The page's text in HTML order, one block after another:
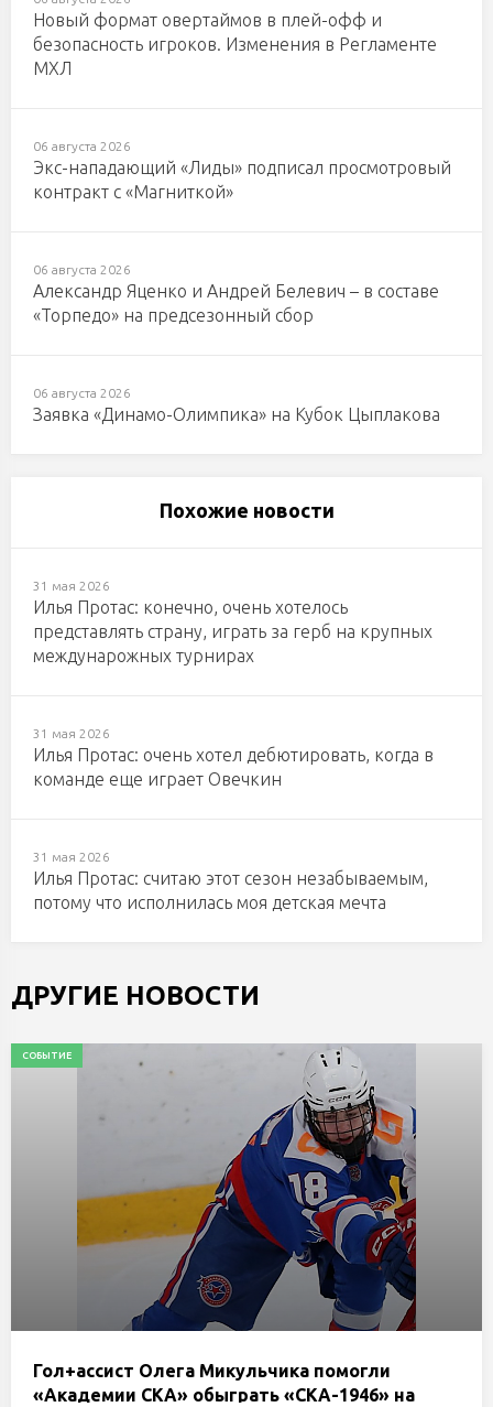
Новый формат овертаймов в плей-офф и
безопасность игроков. Изменения в Регламенте
МХЛ
06 августа 2026
Экс-нападающий «Лиды» подписал просмотровый
контракт с «Магниткой»
06 августа 2026
Александр Яценко и Андрей Белевич – в составе
«Торпедо» на предсезонный сбор
06 августа 2026
Заявка «Динамо-Олимпика» на Кубок Цыплакова
Похожие новости
31 мая 2026
Илья Протас: конечно, очень хотелось
представлять страну, играть за герб на крупных
междунарожных турнирах
31 мая 2026
Илья Протас: очень хотел дебютировать, когда в
команде еще играет Овечкин
31 мая 2026
Илья Протас: считаю этот сезон незабываемым,
потому что исполнилась моя детская мечта
ДРУГИЕ НОВОСТИ
СОБЫТИЕ
Гол+ассист Олега Микульчика помогли
«Академии СКА» обыграть «СКА-1946» на